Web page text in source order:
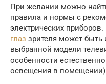
При желании можно
правила и нормы с
электрических
глаз зрителя может быть
выбранной модели
особенности
освещения в